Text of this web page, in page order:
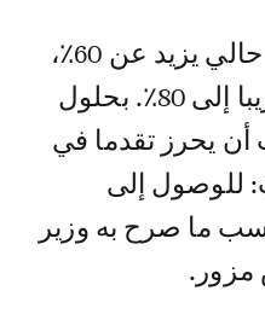
كل هذا مع معدل إدماج حالي يزيد عن 60٪،
والذي سيتم سيرتفع قريبا إلى 80٪. بحلول
أن يحرز تقدما في
للوصول إلى
ما صرح به وزير
مزور.